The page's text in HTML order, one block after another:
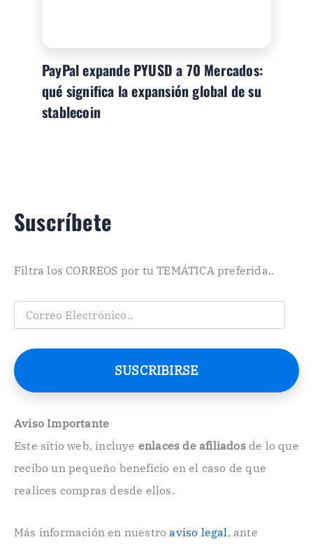
PayPal expande PYUSD a 70 Mercados:
qué significa la expansión global de su
stablecoin
Suscríbete
Filtra los CORREOS por tu TEMÁTICA preferida..
C
e
o
e
t
ó
n
o
SUSCRIBIRSE
Aviso Importante
Este sitio web, incluye enlaces de afiliadosde lo que
recibo un pequeño beneficio en el caso de que
realices compras desde ellos.
Más información en nuestroaviso legal, ante